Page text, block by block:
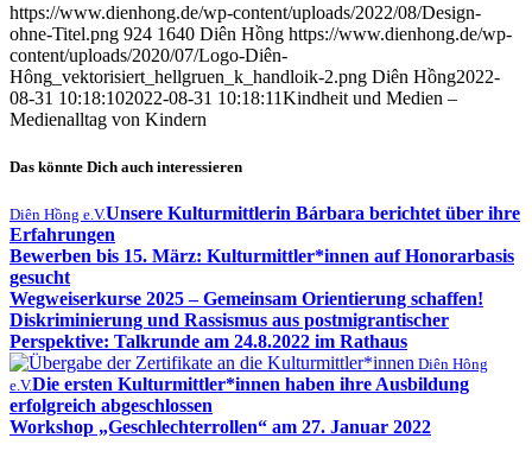
https://www.dienhong.de/wp-content/uploads/2022/08/Design-
ohne-Titel.png 924 1640 Diên Hồng https://www.dienhong.de/wp-
content/uploads/2020/07/Logo-Diên-
Hông_vektorisiert_hellgruen_k_handloik-2.png Diên Hồng2022-
08-31 10:18:102022-08-31 10:18:11Kindheit und Medien –
Medienalltag von Kindern
Das könnte Dich auch interessieren
Diên Hồng e.V.Unsere Kulturmittlerin Bárbara berichtet über ihre
Erfahrungen
Bewerben bis 15. März: Kulturmittler*innen auf Honorarbasis
gesucht
Wegweiserkurse 2025 – Gemeinsam Orientierung schaffen!
Diskriminierung und Rassismus aus postmigrantischer
Perspektive: Talkrunde am 24.8.2022 im Rathaus
Diên Hông
e.V.Die ersten Kulturmittler*innen haben ihre Ausbildung
erfolgreich abgeschlossen
Workshop „Geschlechterrollen“ am 27. Januar 2022